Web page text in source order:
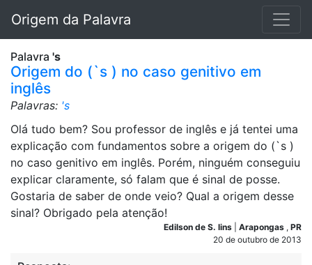
Origem da Palavra
Palavra 's
Origem do (`s ) no caso genitivo em
inglês
Palavras: 's
Olá tudo bem? Sou professor de inglês e já tentei uma
explicação com fundamentos sobre a origem do (`s )
no caso genitivo em inglês. Porém, ninguém conseguiu
explicar claramente, só falam que é sinal de posse.
Gostaria de saber de onde veio? Qual a origem desse
sinal? Obrigado pela atenção!
Edilson de S. lins Arapongas , PR
20 de outubro de 2013